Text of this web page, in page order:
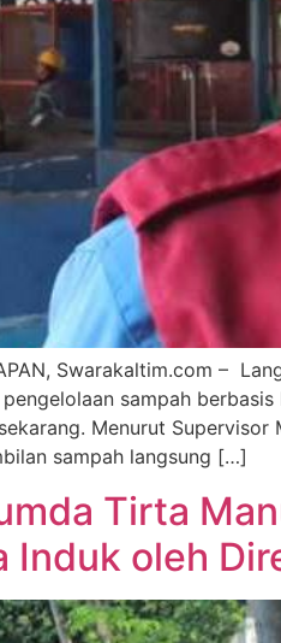
Swarakaltim.com –
sampah
Menurut Supervisor
sampah langsung […]
Tirta
Induk oleh